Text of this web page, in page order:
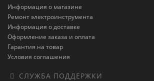
Информация о магазине
Ремонт электроинструмента
Информация о доставке
Оформление заказа и оплата
Гарантия на товар
Условия соглашения
СЛУЖБА ПОДДЕРЖКИ